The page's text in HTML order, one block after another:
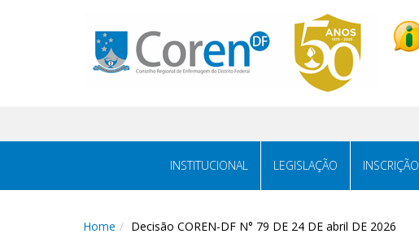
INSTITUCIONAL LEGISLAÇÃO INSCRIÇÃO
Home Decisão COREN-DF N° 79 DE 24 DE abril DE 2026